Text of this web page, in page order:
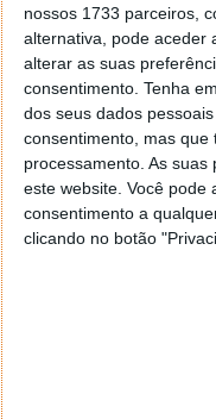
nossos 1733 parceiros,
alternativa, pode aceder
alterar as suas
consentimento. Tenha
dos seus dados
consentimento, mas
processamento. As
este website. Você pode
consentimento a
clicando no botão
Proponha uma
Tags: Cybertruck